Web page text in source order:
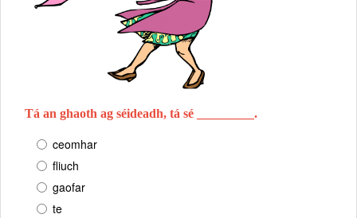
Tá an ghaoth ag séideadh, tá sé _________.
ceomhar
fliuch
gaofar
te